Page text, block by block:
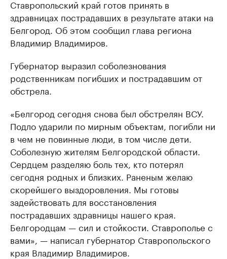
Ставропольский край готов принять в
здравницах пострадавших в результате атаки на
Белгород. Об этом сообщил глава региона
Владимир Владимиров.
Губернатор выразил соболезнования
родственникам погибших и пострадавшим от
обстрела.
«Белгород сегодня снова был обстрелян ВСУ.
Подло ударили по мирным объектам, погибли ни
в чем не повинные люди, в том числе дети.
Соболезную жителям Белгородской области.
Сердцем разделяю боль тех, кто потерял
сегодня родных и близких. Раненым желаю
скорейшего выздоровления. Мы готовы
задействовать для восстановления
пострадавших здравницы нашего края.
Белгородцам — сил и стойкости. Ставрополье с
вами», — написал губернатор Ставропольского
края Владимир Владимиров.